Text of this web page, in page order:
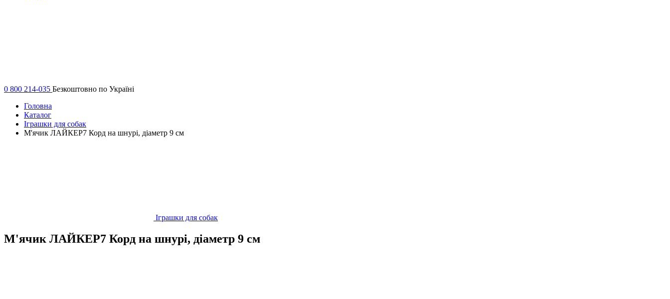
0 800 214-035 Безкоштовно по Україні
Головна
Каталог
Іграшки для собак
М'ячик ЛАЙКЕР7 Корд на шнурі, діаметр 9 см
Іграшки для собак
М'ячик ЛАЙКЕР7 Корд на шнурі, діаметр 9 см